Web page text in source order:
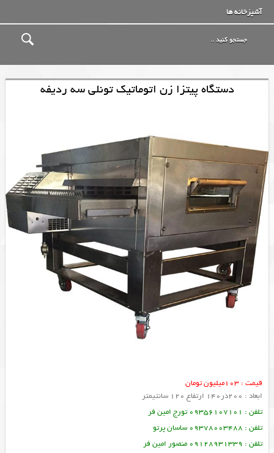
آشپزخانه ها
دستگاه پیتزا زن اتوماتیک تونلی سه ردیفه
قیمت : 103میلیون تومان
ابعاد : 200در140 ارتفاع 120 سانتیمتر
تلفن : 09356107101 تورج امین فر
تلفن : 09378003488 ساسان پرتو
تلفن : 09128931339 منصور امین فر